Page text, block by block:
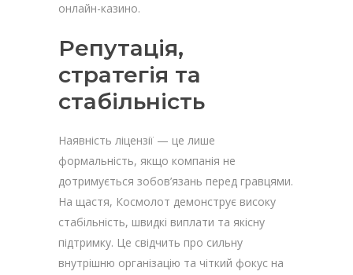
онлайн-казино.
Репутація,
стратегія та
стабільність
Наявність ліцензії — це лише
формальність, якщо компанія не
дотримується зобов’язань перед гравцями.
На щастя, Космолот демонструє високу
стабільність, швидкі виплати та якісну
підтримку. Це свідчить про сильну
внутрішню організацію та чіткий фокус на